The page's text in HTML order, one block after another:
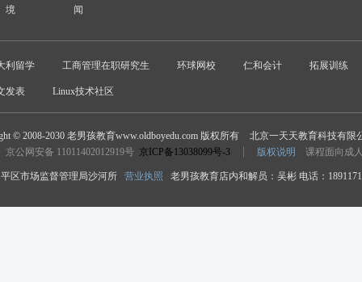
境
闻
利留学 工商管理在职研究生 环球网校 仁和会计 拓展训练
发表 Linux技术社区
© 2008-2030 老男孩教育www.oldboyedu.com 版权所有
北京一天天教育科技有限
京公网安备 11011402012919号 京ICP备13038099号-3 版权说明 课程面向成
区市场监督管理局沙河所 营业执照 老男孩教育店内和解员：吴彬 电话：